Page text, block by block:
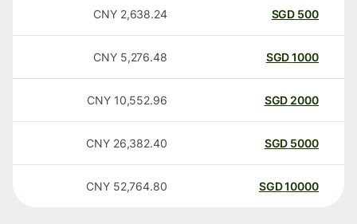
500
SGD
2,638.24
CNY
1000
SGD
5,276.48
CNY
2000
SGD
10,552.96
CNY
5000
SGD
26,382.40
CNY
10000
SGD
52,764.80
CNY